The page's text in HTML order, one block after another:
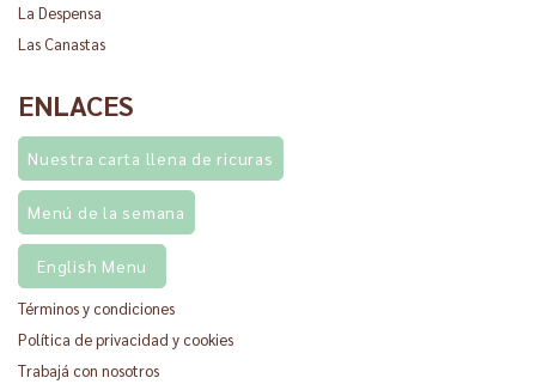
La Despensa
Las Canastas
ENLACES
Nuestra carta llena de ricuras
Menú de la semana
English Menu
Términos y condiciones
Política de privacidad y cookies
Trabajá con nosotros